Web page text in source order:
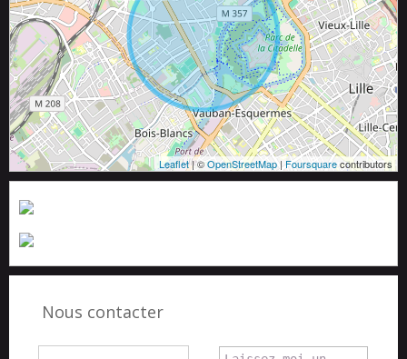
Leaflet| ©OpenStreetMap|Foursquarecontributors
Nous contacter